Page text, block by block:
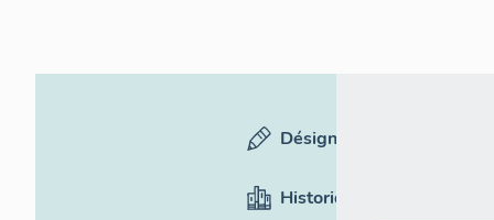
Désignation
Historique